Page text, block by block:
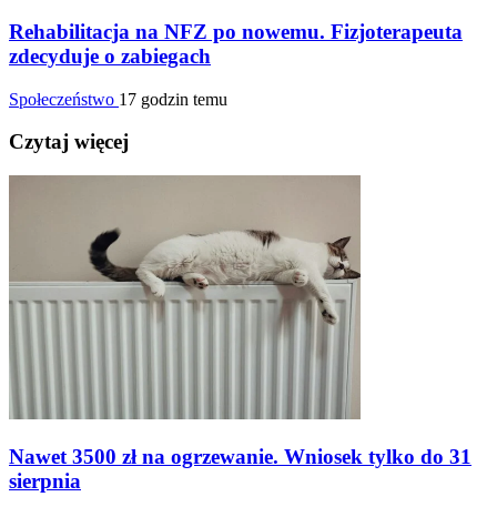
Rehabilitacja na NFZ po nowemu. Fizjoterapeuta
zdecyduje o zabiegach
Społeczeństwo 17 godzin temu
Czytaj więcej
Nawet 3500 zł na ogrzewanie. Wniosek tylko do 31
sierpnia